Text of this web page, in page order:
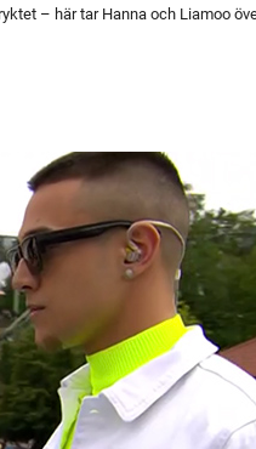
– här tar Hanna och Liamoo